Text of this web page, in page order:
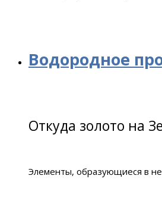
Водородное
Откуда золото на
Элементы, образующиеся в